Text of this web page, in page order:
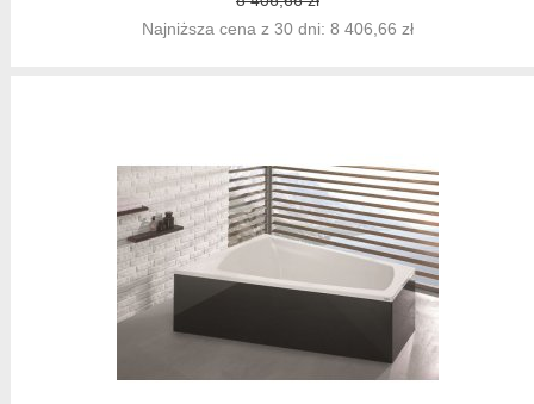
Najniższa cena z 30 dni: 8 406,66 zł